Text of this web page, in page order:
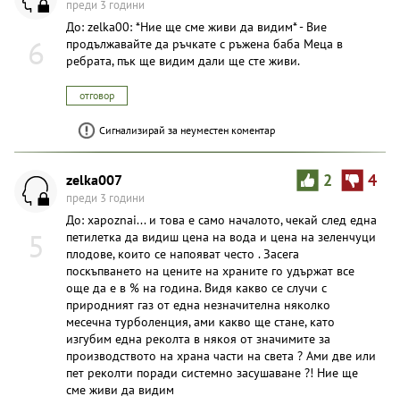
6
преди 3 години
До: zelka00: *Ние ще сме живи да видим* - Вие
продължавайте да ръчкате с ръжена баба Меца в
ребрата, пък ще видим дали ще сте живи.
отговор
Сигнализирай за неуместен коментар
5
2 4
zelka007
преди 3 години
До: xapoznai... и това е само началото, чекай след една
петилетка да видиш цена на вода и цена на зеленчуци
плодове, които се напояват често . Засега
поскъпването на цените на храните го удържат все
още да е в % на година. Видя какво се случи с
природният газ от една незначителна няколко
месечна турболенция, ами какво ще стане, като
изгубим една реколта в някоя от значимите за
производството на храна части на света ? Ами две или
пет реколти поради системно засушаване ?! Ние ще
сме живи да видим